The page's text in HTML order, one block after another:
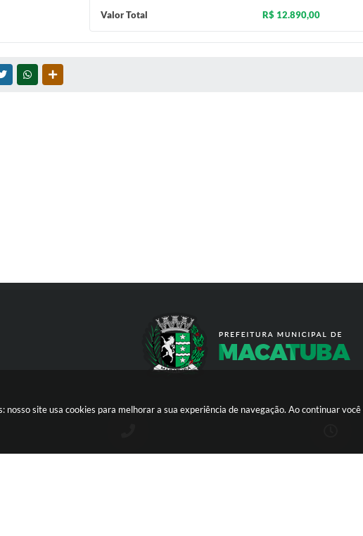
nosso site usa cookies para melhorar a sua experiência de navegação. Ao continuar você
Valor Total R$ 12.890,00
TWITTERWHATSAPP